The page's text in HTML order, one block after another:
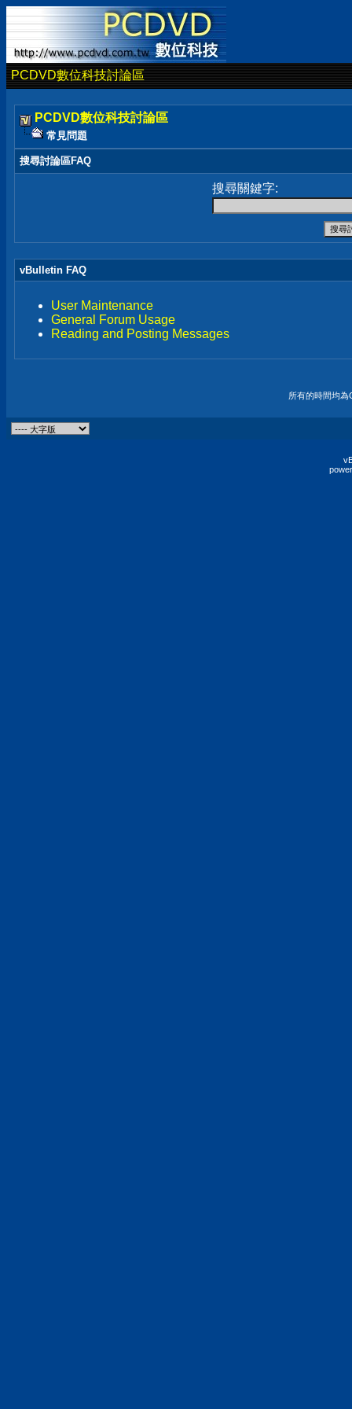
PCDVD數位科技討論區
PCDVD數位科技討論區
常見問題
搜尋討論區FAQ
搜尋關鍵字:
vBulletin FAQ
User Maintenance
General Forum Usage
Reading and Posting Messages
所有的時間均為